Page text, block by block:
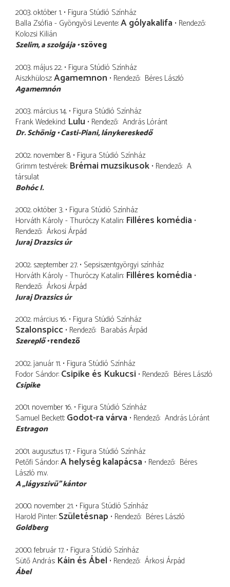
2003. október 1. Figura Stúdió Színház
Balla Zsófia - Gyöngyösi Levente A gólyakalifa Rendező
Kolozsi Kilián
Szelim a szolgája szöveg
2003. május 22. Figura Stúdió Színház
Aiszkhülosz Agamemnon Rendező Béres László
Agamemnón
2003. március 14. Figura Stúdió Színház
Frank Wedekind Lulu Rendező András Lóránt
Dr. Schönig Casti-Piani lánykereskedő
2002. november 8. Figura Stúdió Színház
Grimm testvérek Brémai muzsikusok Rendező A
társulat
Bohóc I.
2002. október 3. Figura Stúdió Színház
Horváth Károly - Thuróczy Katalin Filléres komédia
Rendező Árkosi Árpád
Juraj Drazsics úr
2002. szeptember 27. Sepsiszentgyörgyi színház
Horváth Károly - Thuróczy Katalin Filléres komédia
Rendező Árkosi Árpád
Juraj Drazsics úr
2002. március 16. Figura Stúdió Színház
Szalonspicc Rendező Barabás Árpád
Szereplő rendező
2002. január 11. Figura Stúdió Színház
Fodor Sándor Csipike és Kukucsi Rendező Béres László
Csipike
2001. november 16. Figura Stúdió Színház
Samuel Beckett Godot-ra várva Rendező András Lóránt
Estragon
2001. augusztus 17. Figura Stúdió Színház
Petőfi Sándor A helység kalapácsa Rendező Béres
László m.v.
A „lágyszivü” kántor
2000. november 21. Figura Stúdió Színház
Harold Pinter Születésnap Rendező Béres László
Goldberg
2000. február 17. Figura Stúdió Színház
Sütő András Káin és Ábel Rendező Árkosi Árpád
Ábel